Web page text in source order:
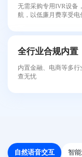
无需采购专用IVR设备
航，以低廉月费享受电
全行业合规内置
内置金融、电商等多
查无忧
自然语音交互 智